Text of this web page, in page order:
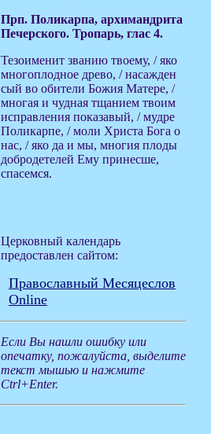
Прп. Поликарпа, архимандрита
Печерского. Тропарь, глас 4.
Тезоименит званию твоему, / яко
многоплодное древо, / насажден
сый во обители Божия Матере, /
многая и чудная тщанием твоим
исправления показавый, / мудре
Поликарпе, / моли Христа Бога о
нас, / яко да и мы, многия плоды
добродетелей Ему принесше,
спасемся.
Церковный календарь
предоставлен сайтом:
Православный Месяцеслов
Online
Если Вы нашли ошибку или
опечатку, пожалуйста, выделите
текст мышью и нажмите
Ctrl+Enter.